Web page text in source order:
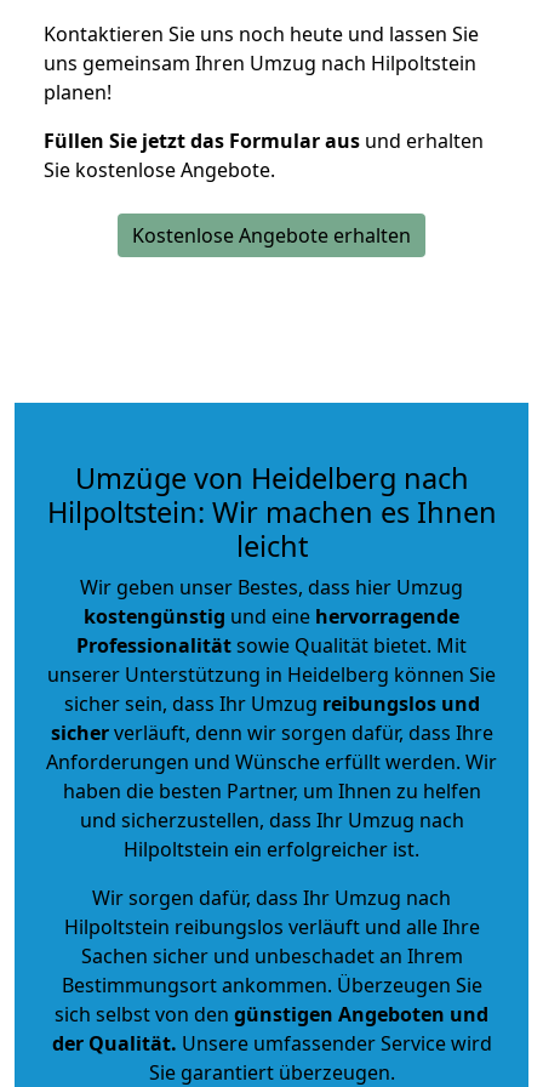
Kontaktieren Sie uns noch heute und lassen Sie
uns gemeinsam Ihren Umzug nach Hilpoltstein
planen!
Füllen Sie jetzt das Formular aus und erhalten
Sie kostenlose Angebote.
Kostenlose Angebote erhalten
Umzüge von Heidelberg nach
Hilpoltstein: Wir machen es Ihnen
leicht
Wir geben unser Bestes, dass hier Umzug
kostengünstig und eine hervorragende
Professionalitätsowie Qualität bietet. Mit
unserer Unterstützung in Heidelberg können Sie
sicher sein, dass Ihr Umzug reibungslos und
sicherverläuft, denn wir sorgen dafür, dass Ihre
Anforderungen und Wünsche erfüllt werden. Wir
haben die besten Partner, um Ihnen zu helfen
und sicherzustellen, dass Ihr Umzug nach
Hilpoltstein ein erfolgreicher ist.
Wir sorgen dafür, dass Ihr Umzug nach
Hilpoltstein reibungslos verläuft und alle Ihre
Sachen sicher und unbeschadet an Ihrem
Bestimmungsort ankommen. Überzeugen Sie
sich selbst von den günstigen Angeboten und
der Qualität. Unsere umfassender Service wird
Sie garantiert überzeugen.